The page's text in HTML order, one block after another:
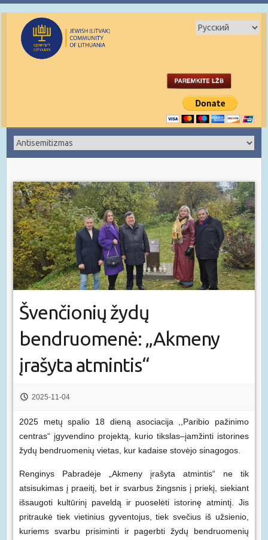
Švenčionių žydų
bendruomenė: „Akmeny
įrašyta atmintis“
2025-11-04
2025 metų spalio 18 dieną asociacija ,,Paribio pažinimo
centras“ įgyvendino projektą, kurio tikslas–įamžinti istorines
žydų bendruomenių vietas, kur kadaise stovėjo sinagogos.
Renginys Pabradėje „Akmeny įrašyta atmintis“ ne tik
atsisukimas į praeitį, bet ir svarbus žingsnis į priekį, siekiant
išsaugoti kultūrinį paveldą ir puoselėti istorinę atmintį. Jis
pritraukė tiek vietinius gyventojus, tiek svečius iš užsienio,
kuriems svarbu prisiminti ir pagerbti žydų bendruomenių